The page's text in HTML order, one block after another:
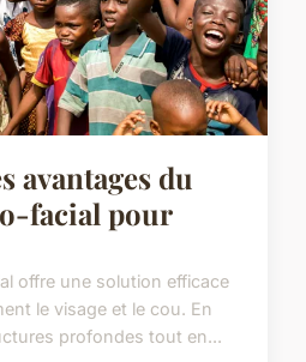
avantages du
facial pour
offre une solution efficace
le visage et le cou. En
profondes tout en...